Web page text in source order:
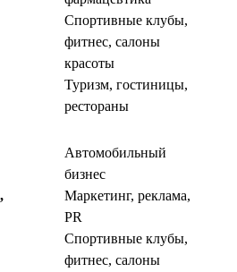
Спортивные клубы,
фитнес, салоны
красоты
Туризм, гостиницы,
рестораны
Автомобильный
бизнес
Маркетинг, реклама,
PR
Спортивные клубы,
фитнес, салоны